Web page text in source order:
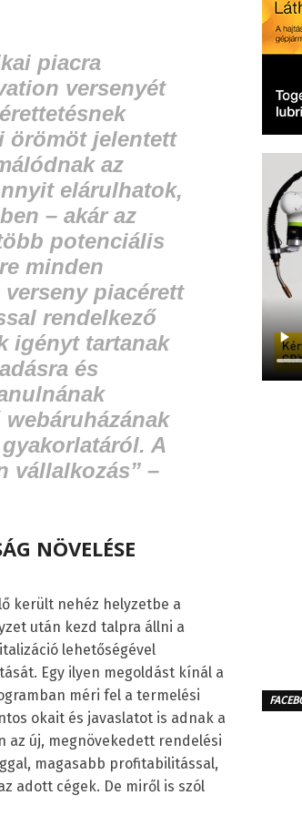
piacra
versenyét
örömöt jelentett
az
elárulhatok,
– akár az
potenciális
minden
piacérett
rendelkező
igényt tartanak
és
A
vállalkozás” –
NÖVELÉSE
került nehéz helyzetbe a
után kezd talpra állni a
lehetőségével
Egy ilyen megoldást kínál a
méri fel a termelési
okait és javaslatot is adnak a
az új, megnövekedett rendelési
magasabb profitabilitással,
adott cégek. De miről is szól